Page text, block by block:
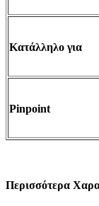
Κατάλληλο για
Pinpoint
Περισσότερα